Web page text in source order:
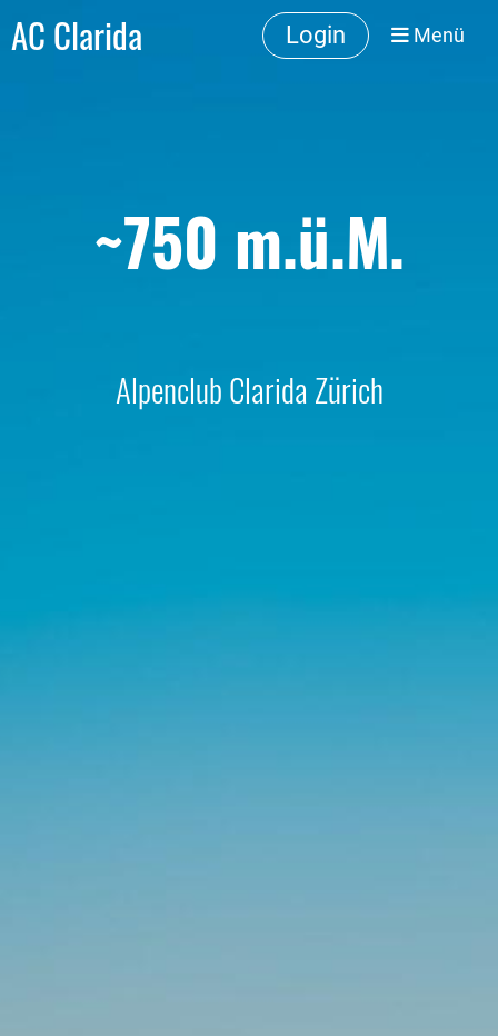
AC Clarida Login Menü
~750 m.ü.M.
Alpenclub Clarida Zürich